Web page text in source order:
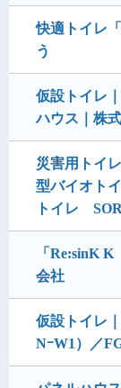
快適トイレ
う
仮設トイレ
ハウス｜株
災害用トイ
型バイオト
トイレ
「Re:sinK
会社
仮設トイレ
NｰW1）／